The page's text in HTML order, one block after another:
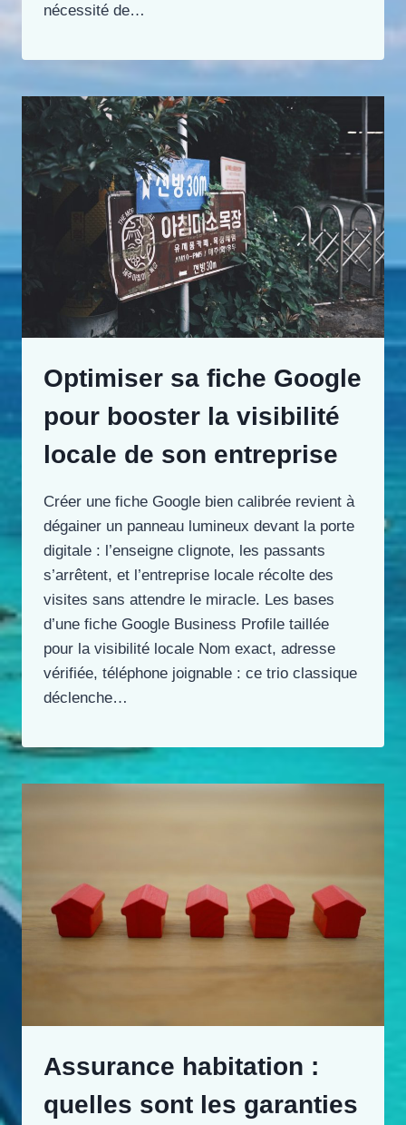
nécessité de…
Optimiser sa fiche Google
pour booster la visibilité
locale de son entreprise
Créer une fiche Google bien calibrée revient à
dégainer un panneau lumineux devant la porte
digitale : l’enseigne clignote, les passants
s’arrêtent, et l’entreprise locale récolte des
visites sans attendre le miracle. Les bases
d’une fiche Google Business Profile taillée
pour la visibilité locale Nom exact, adresse
vérifiée, téléphone joignable : ce trio classique
déclenche…
Assurance habitation :
quelles sont les garanties